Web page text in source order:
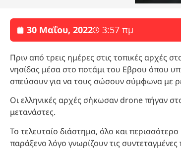
30 Μαΐου, 2022 3:57 πμ
Πριν από τρεις ημέρες στις τοπικές αρχές
νησίδας μέσα στο ποτάμι του Εβρου όπου
σπεύσουν για να τους σώσουν σύμφωνα με
Οι ελληνικές αρχές σήκωσαν drone πήγαν
μετανάστες.
Το τελευταίο διάστημα, όλο και
παράξενο λόγο γνωρίζουν τις